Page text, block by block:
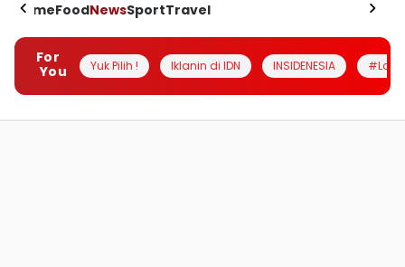
HomeFoodNewsSportTravel
For
You
Yuk Pilih ! Iklanin di IDN INSIDENESIA